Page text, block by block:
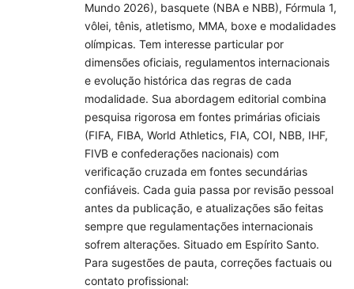
Mundo 2026), basquete (NBA e NBB), Fórmula 1,
vôlei, tênis, atletismo, MMA, boxe e modalidades
olímpicas. Tem interesse particular por
dimensões oficiais, regulamentos internacionais
e evolução histórica das regras de cada
modalidade. Sua abordagem editorial combina
pesquisa rigorosa em fontes primárias oficiais
(FIFA, FIBA, World Athletics, FIA, COI, NBB, IHF,
FIVB e confederações nacionais) com
verificação cruzada em fontes secundárias
confiáveis. Cada guia passa por revisão pessoal
antes da publicação, e atualizações são feitas
sempre que regulamentações internacionais
sofrem alterações. Situado em Espírito Santo.
Para sugestões de pauta, correções factuais ou
contato profissional: